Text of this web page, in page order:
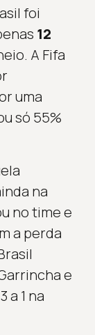
foi
12
A Fifa
uma
só 55%
na
no time e
a perda
e
a 1 na